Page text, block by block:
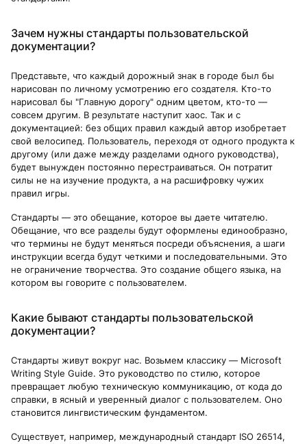
Зачем нужны стандарты пользовательской
документации?
Представьте, что каждый дорожный знак в городе был бы
нарисован по личному усмотрению его создателя. Кто-то
нарисовал бы "Главную дорогу" одним цветом, кто-то —
совсем другим. В результате наступит хаос. Так и с
документацией: без общих правил каждый автор изобретает
свой велосипед. Пользователь, переходя от одного продукта к
другому (или даже между разделами одного руководства),
будет вынужден постоянно перестраиваться. Он потратит
силы не на изучение продукта, а на расшифровку чужих
правил игры.
Стандарты — это обещание, которое вы даете читателю.
Обещание, что все разделы будут оформлены единообразно,
что термины не будут меняться посреди объяснения, а шаги
инструкции всегда будут четкими и последовательными. Это
не ограничение творчества. Это создание общего языка, на
котором вы говорите с пользователем.
Какие бывают стандарты пользовательской
документации?
Стандарты живут вокруг нас. Возьмем классику — Microsoft
Writing Style Guide. Это руководство по стилю, которое
превращает любую техническую коммуникацию, от кода до
справки, в ясный и уверенный диалог с пользователем. Оно
становится лингвистическим фундаментом.
Существует, например, международный стандарт ISO 26514,